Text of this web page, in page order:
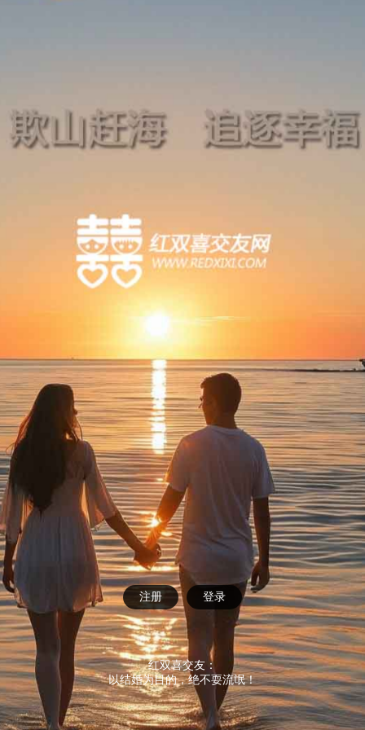
注册 登录
红双喜交友：
以结婚为目的，绝不耍流氓！